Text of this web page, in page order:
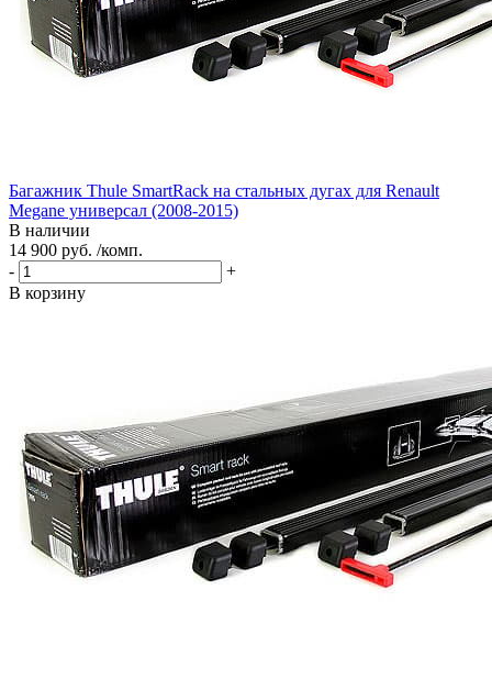
Багажник Thule SmartRack на стальных дугах для Renault
Megane универсал (2008-2015)
В наличии
14 900 руб. /комп.
-
+
В корзину